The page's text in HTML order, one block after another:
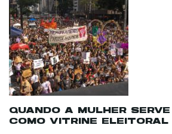
QUANDO A MULHER
COMO VITRINE ELEITORAL